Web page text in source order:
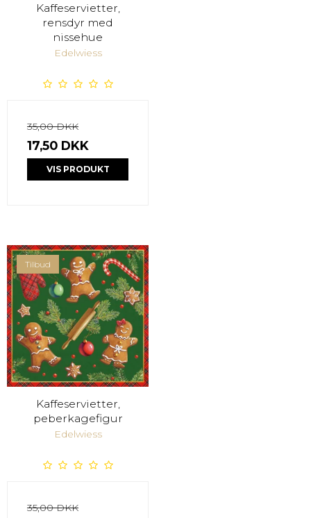
Kaffeservietter,
rensdyr med
nissehue
Edelwiess
35,00 DKK
17,50 DKK
VIS PRODUKT
Tilbud
Kaffeservietter,
peberkagefigur
Edelwiess
35,00 DKK